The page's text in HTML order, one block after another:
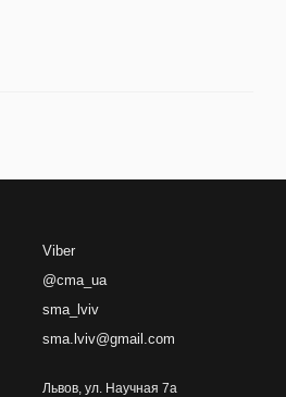
Viber
@cma_ua
sma_lviv
sma.lviv@gmail.com
Львов, ул. Научная 7а